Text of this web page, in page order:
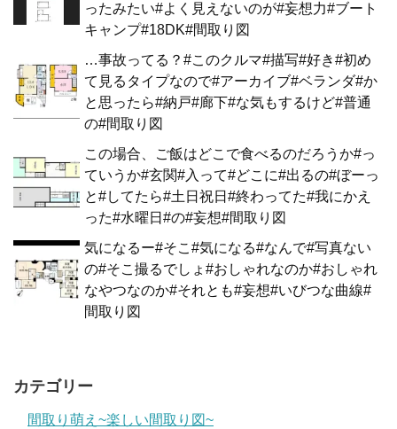
ったみたい#よく見えないのが#妄想力#ブート
キャンプ#18DK#間取り図
…事故ってる？#このクルマ#描写#好き#初め
て見るタイプなので#アーカイブ#ベランダ#か
と思ったら#納戸#廊下#な気もするけど#普通
の#間取り図
この場合、ご飯はどこで食べるのだろうか#っ
ていうか#玄関#入って#どこに#出るの#ぼーっ
と#してたら#土日祝日#終わってた#我にかえ
った#水曜日#の#妄想#間取り図
気になるー#そこ#気になる#なんで#写真ない
の#そこ撮るでしょ#おしゃれなのか#おしゃれ
なやつなのか#それとも#妄想#いびつな曲線#
間取り図
カテゴリー
間取り萌え~楽しい間取り図~